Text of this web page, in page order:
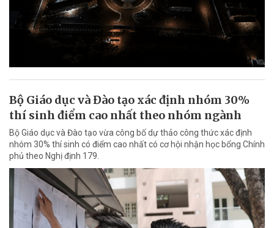
Bộ Giáo dục và Đào tạo xác định nhóm 30%
thí sinh điểm cao nhất theo nhóm ngành
Bộ Giáo dục và Đào tạo vừa công bố dự thảo công thức xác định
nhóm 30% thí sinh có điểm cao nhất có cơ hội nhận học bổng Chính
phủ theo Nghị định 179.